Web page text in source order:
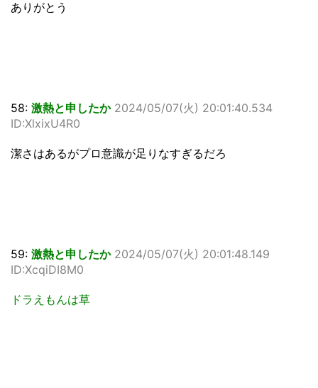
ありがとう
58: 激熱と申したか 2024/05/07(火) 20:01:40.534
ID:XlxixU4R0
潔さはあるがプロ意識が足りなすぎるだろ
59: 激熱と申したか 2024/05/07(火) 20:01:48.149
ID:XcqiDI8M0
ドラえもんは草